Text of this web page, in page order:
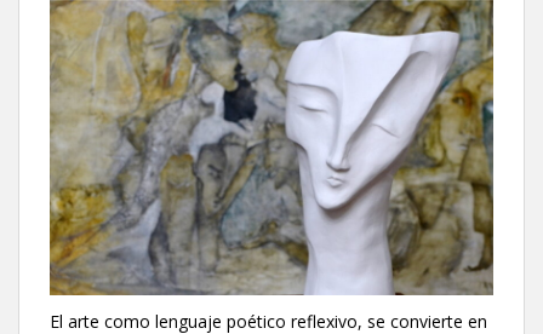
El arte como lenguaje poético reflexivo, se convierte en